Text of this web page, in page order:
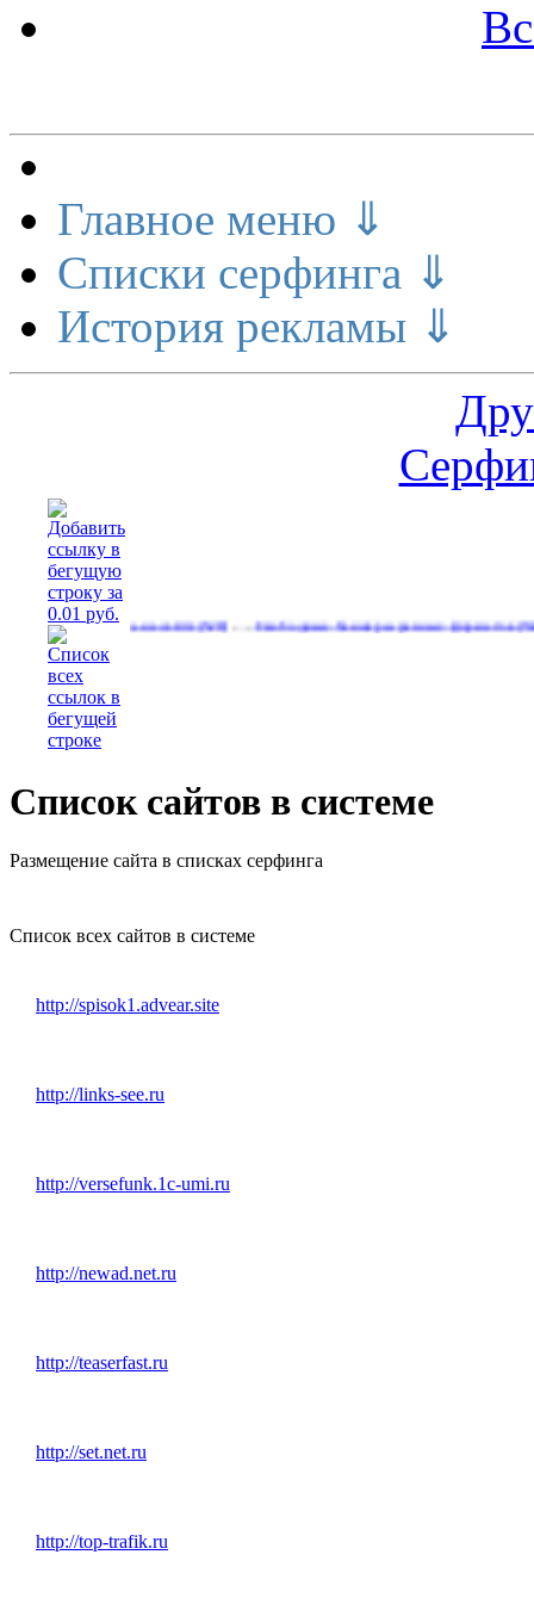
Главное меню ⇓
Списки серфинга ⇓
История рекламы ⇓
на сайте(528)…Свободные баннеры разных форматов(532)…
Список сайтов в системе
Размещение сайта в списках серфинга
Список всех сайтов в системе
http://spisok1.advear.site
http://links-see.ru
http://versefunk.1c-umi.ru
http://newad.net.ru
http://teaserfast.ru
http://set.net.ru
http://top-trafik.ru